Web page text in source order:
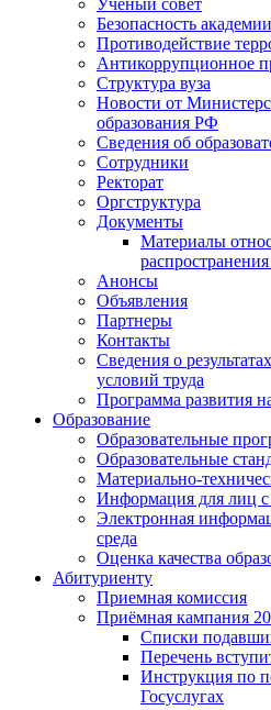
Ученый совет
Безопасность академии
Противодействие
Антикоррупционное
Структура вуза
Новости от
образования РФ
Сведения об
Сотрудники
Ректорат
Оргструктура
Документы
Материалы
Анонсы
Объявления
Партнеры
Контакты
Сведения о
условий труда
Программа развития
Образование
Образовательные
Образовательные
Материально-
Информация для лиц
Электронная
среда
Оценка качества
Абитуриенту
Приемная комиссия
Приёмная кампания
Списки
Перечень
Инструкция по
Госуслугах